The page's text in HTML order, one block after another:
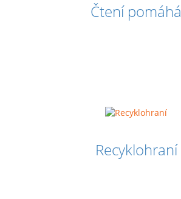
Čtení pomáhá
Recyklohraní